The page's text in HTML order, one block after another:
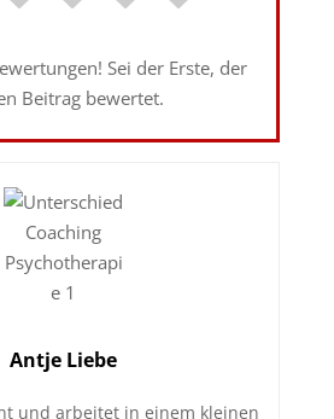
Sei der Erste, der
Beitrag bewertet.
Antje Liebe
und arbeitet in einem kleinen